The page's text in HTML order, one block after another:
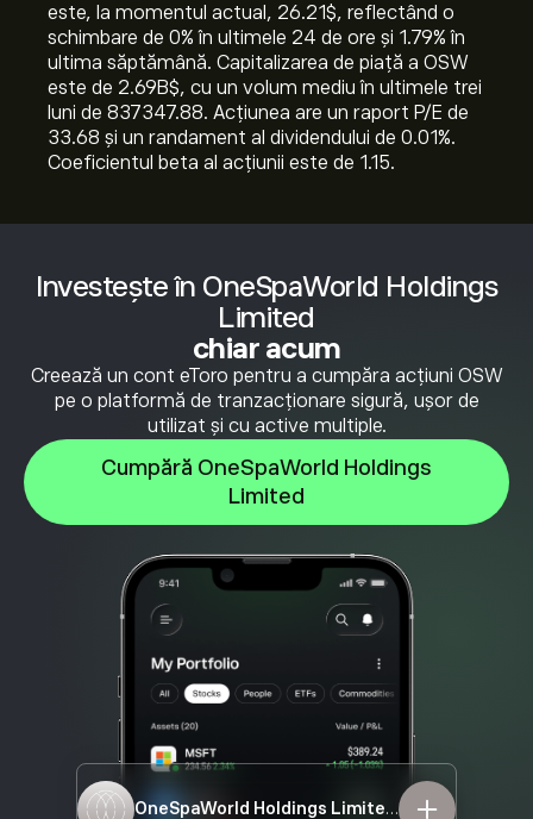
Investește în OneSpaWorld Holdings
Limited
chiar acum
Creează un cont eToro pentru a cumpăra acțiuni OSW
pe o platformă de tranzacționare sigură, ușor de
utilizat și cu active multiple.
Cumpără OneSpaWorld Holdings
Limited
OneSpaWorld Holdings Limited OSW
este, la momentul actual, 26.21‎$‎, reflectând o
schimbare de ‎0‎% în ultimele 24 de ore și ‎1.79‎% în
ultima săptămână. Capitalizarea de piață a OSW
este de 2.69B‎$‎, cu un volum mediu în ultimele trei
luni de 837347.88. Acțiunea are un raport P/E de
33.68 și un randament al dividendului de 0.01%.
Coeficientul beta al acțiunii este de 1.15.